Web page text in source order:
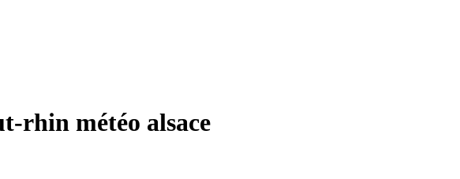
rhin météo alsace